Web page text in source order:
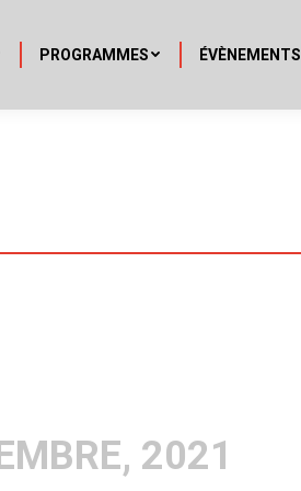
PROGRAMMES ÉVÈNEMENTS
2021